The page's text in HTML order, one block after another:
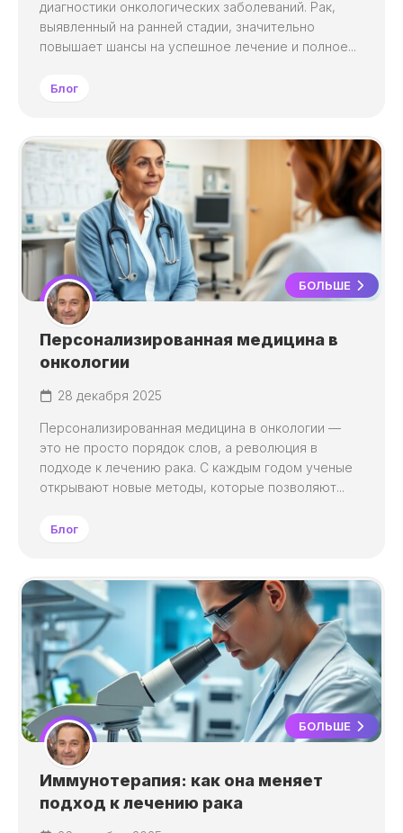
диагностики онкологических заболеваний. Рак,
выявленный на ранней стадии, значительно
повышает шансы на успешное лечение и полное...
Блог
БОЛЬШЕ
Персонализированная медицина в
онкологии
28 декабря 2025
Персонализированная медицина в онкологии —
это не просто порядок слов, а революция в
подходе к лечению рака. С каждым годом ученые
открывают новые методы, которые позволяют...
Блог
БОЛЬШЕ
Иммунотерапия: как она меняет
подход к лечению рака